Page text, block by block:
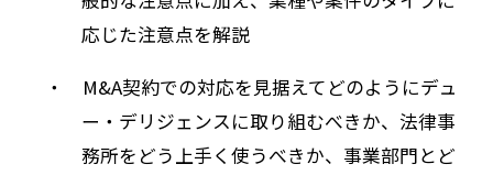
応じた注意点を解説
・ M&A契約での対応を見据えてどのようにデュ
ー・デリジェンスに取り組むべきか、法律事
務所をどう上手く使うべきか、事業部門とど